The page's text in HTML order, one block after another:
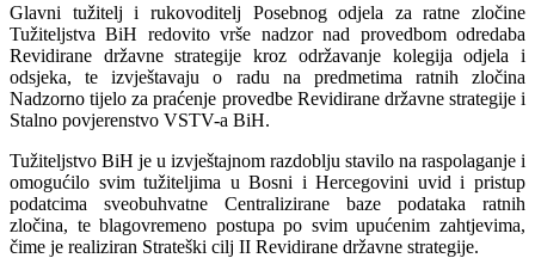
Glavni tužitelj i rukovoditelj Posebnog odjela za ratne zločine
Tužiteljstva BiH redovito vrše nadzor nad provedbom odredaba
Revidirane državne strategije kroz održavanje kolegija odjela i
odsjeka, te izvještavaju o radu na predmetima ratnih zločina
Nadzorno tijelo za praćenje provedbe Revidirane državne strategije i
Stalno povjerenstvo VSTV-a BiH.
Tužiteljstvo BiH je u izvještajnom razdoblju stavilo na raspolaganje i
omogućilo svim tužiteljima u Bosni i Hercegovini uvid i pristup
podatcima sveobuhvatne Centralizirane baze podataka ratnih
zločina, te blagovremeno postupa po svim upućenim zahtjevima,
čime je realiziran Strateški cilj II Revidirane državne strategije.